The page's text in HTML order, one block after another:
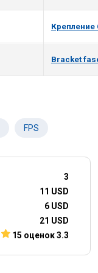
Крепление
Bracket
FPS
3
11 USD
6 USD
21 USD
15 оценок 3.3